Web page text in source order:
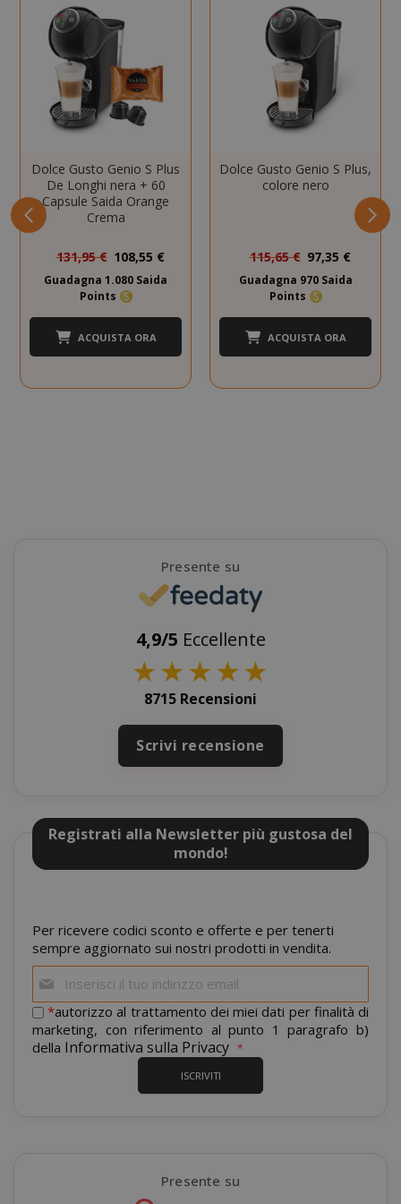
Dolce Gusto Genio S Plus
De Longhi nera + 60
Capsule Saida Orange
Crema
131,95 € speciale
108,55 €
Guadagna 1.080 Saida
Points
ACQUISTA ORA
Dolce Gusto Genio S Plus,
colore nero
115,65 € speciale
97,35 €
Guadagna 970 Saida
Points
ACQUISTA ORA
Presente su
4,9/5 Eccellente
★★★★★
8715 Recensioni
Scrivi recensione
Registrati alla Newsletter più gustosa del
mondo!
Per ricevere codici sconto e offerte e per tenerti
sempre aggiornato sui nostri prodotti in vendita.
alla
nostra
newsletter:
*autorizzo al trattamento dei miei dati per finalità di
marketing, con riferimento al punto 1 paragrafo b)
della Informativa sulla Privacy
ISCRIVITI
Presente su
consentono le funzionalità principali del
sito web come l'accesso dell'utente e la
gestione dell'account. Il sito web non può
essere utilizzato correttamente senza i
cookie strettamente necessari.
NOME
CookieScriptConsent
SADEVSESSID
_GRECAPTCHA